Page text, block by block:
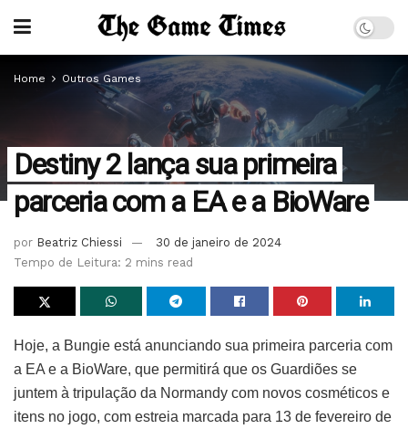
Home Outros Games
Destiny 2 lança sua primeira
parceria com a EA e a BioWare
por Beatriz Chiessi
30 de janeiro de 2024
Tempo de Leitura: 2 mins read
Hoje, a Bungie está anunciando sua primeira parceria com
a EA e a BioWare, que permitirá que os Guardiões se
juntem à tripulação da Normandy com novos cosméticos e
itens no jogo, com estreia marcada para 13 de fevereiro de